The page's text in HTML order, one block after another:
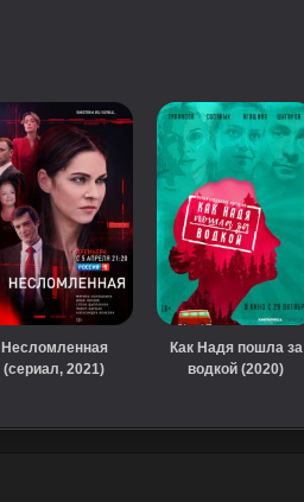
Несломленная
(сериал, 2021)
Как Надя пошла за
водкой (2020)